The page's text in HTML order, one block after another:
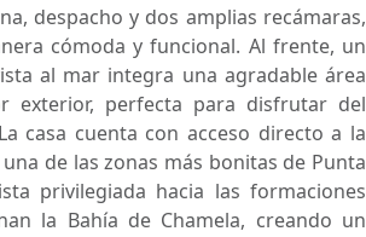
despacho y dos amplias recámaras,
cómoda y funcional. Al frente, un
al mar integra una agradable área
exterior, perfecta para disfrutar del
casa cuenta con acceso directo a la
de las zonas más bonitas de Punta
privilegiada hacia las formaciones
la Bahía de Chamela, creando un